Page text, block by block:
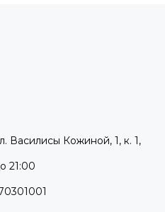
Василисы Кожиной, 1, к. 1,
21:00